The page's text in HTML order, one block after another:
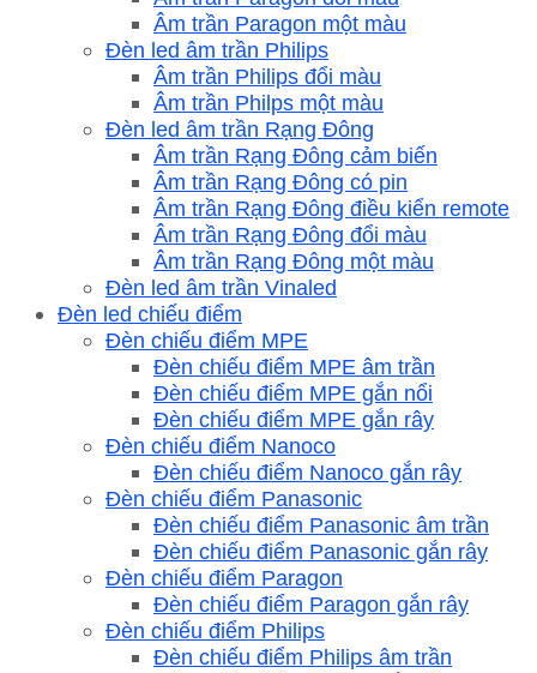
Âm trần Paragon một màu
Đèn led âm trần Philips
Âm trần Philips đổi màu
Âm trần Philps một màu
Đèn led âm trần Rạng Đông
Âm trần Rạng Đông cảm biến
Âm trần Rạng Đông có pin
Âm trần Rạng Đông điều kiển remote
Âm trần Rạng Đông đổi màu
Âm trần Rạng Đông một màu
Đèn led âm trần Vinaled
Đèn led chiếu điểm
Đèn chiếu điểm MPE
Đèn chiếu điểm MPE âm trần
Đèn chiếu điểm MPE gắn nổi
Đèn chiếu điểm MPE gắn rây
Đèn chiếu điểm Nanoco
Đèn chiếu điểm Nanoco gắn rây
Đèn chiếu điểm Panasonic
Đèn chiếu điểm Panasonic âm trần
Đèn chiếu điểm Panasonic gắn rây
Đèn chiếu điểm Paragon
Đèn chiếu điểm Paragon gắn rây
Đèn chiếu điểm Philips
Đèn chiếu điểm Philips âm trần